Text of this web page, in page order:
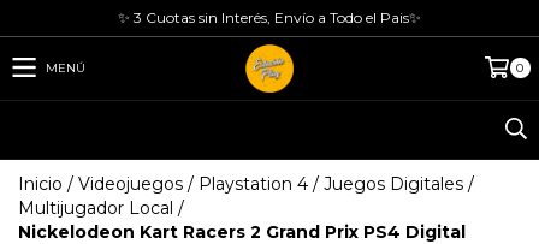
✨ 3 Cuotas sin Interés, Envío a Todo el Pais✨
MENÚ 0
Inicio / Videojuegos / Playstation 4 / Juegos Digitales /
Multijugador Local /
Nickelodeon Kart Racers 2 Grand Prix PS4 Digital